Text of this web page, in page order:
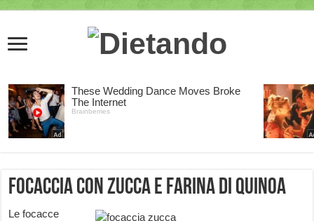
Focaccia con zucca e farina di quinoa
Le focacce